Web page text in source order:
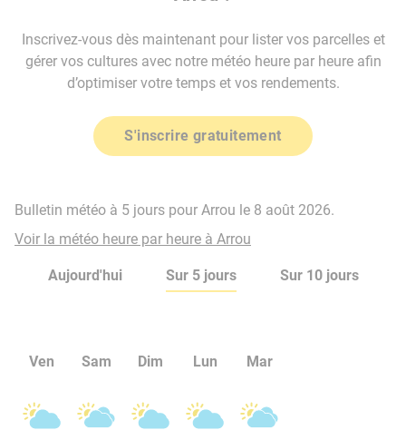
Inscrivez-vous dès maintenant pour lister vos parcelles et
gérer vos cultures avec notre météo heure par heure afin
d’optimiser votre temps et vos rendements.
S'inscrire gratuitement
Bulletin météo à 5 jours pour Arrou le 8 août 2026.
Voir la météo heure par heure à Arrou
Aujourd'hui Sur 5 jours Sur 10 jours
Ven Sam Dim Lun Mar